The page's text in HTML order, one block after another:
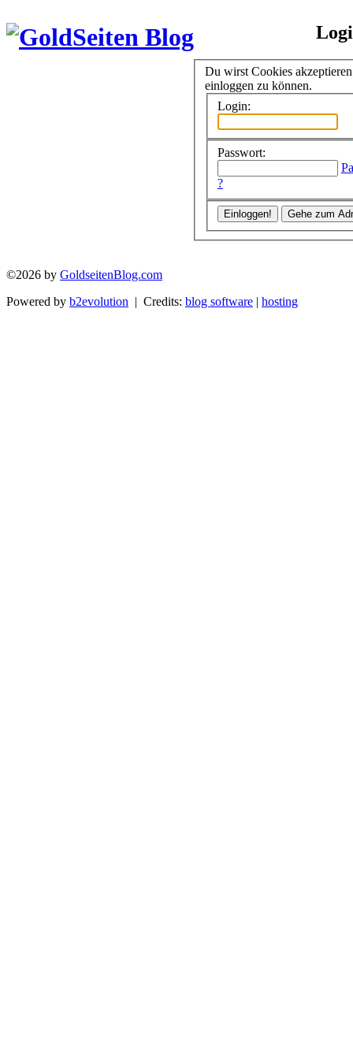
Du wirst Cookies
einloggen zu können.
Login:
Passwort:
?
©2026 by GoldseitenBlog.com
Powered by b2evolution | Credits: blog software | hosting